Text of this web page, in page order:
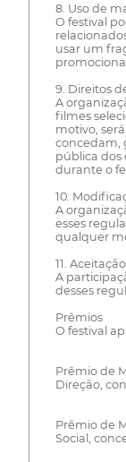
8. Uso de
O festival
usar um
9. Direitos
A
filmes
motivo,
concedam,
pública dos
durante o
10.
A
esses
qualquer
11. Aceitação
A
desses
Prêmios
O festival
Prêmio de
Direção,
Prêmio de
Social,